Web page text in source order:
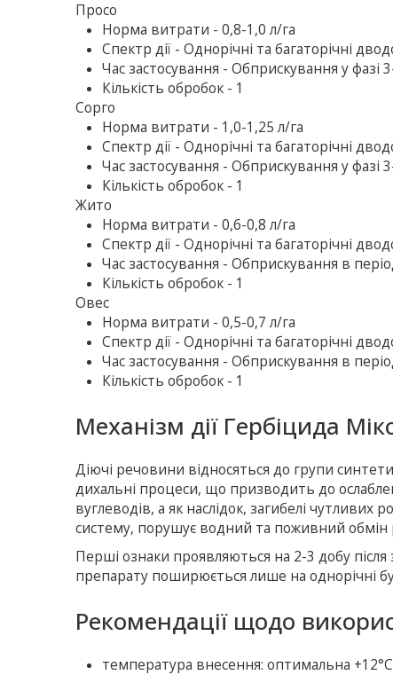
Просо
Норма витрати - 0,8-1,0 л/га
Спектр дії - Однорічні та багаторічні
Час застосування - Обприскування у фазі
Кількість обробок - 1
Сорго
Норма витрати - 1,0-1,25 л/га
Спектр дії - Однорічні та багаторічні
Час застосування - Обприскування у фазі
Кількість обробок - 1
Жито
Норма витрати - 0,6-0,8 л/га
Спектр дії - Однорічні та багаторічні
Час застосування - Обприскування в
Кількість обробок - 1
Овес
Норма витрати - 0,5-0,7 л/га
Спектр дії - Однорічні та багаторічні
Час застосування - Обприскування в
Кількість обробок - 1
Механізм дії Гербіцида
Діючі речовини відносяться до групи
дихальні процеси, що призводить до
вуглеводів, а як наслідок, загибелі чутливих
систему, порушує водний та поживний обмін
Перші ознаки проявляються на 2-3 добу після
препарату поширюється лише на однорічні
Рекомендації щодо
температура внесення: оптимальна